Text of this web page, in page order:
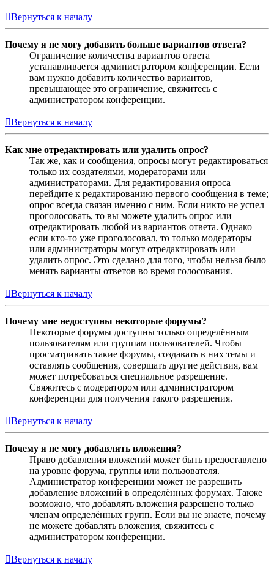
Вернуться к началу
Почему я не могу добавить больше вариантов ответа?
Ограничение количества вариантов ответа
устанавливается администратором конференции. Если
вам нужно добавить количество вариантов,
превышающее это ограничение, свяжитесь с
администратором конференции.
Вернуться к началу
Как мне отредактировать или удалить опрос?
Так же, как и сообщения, опросы могут редактироваться
только их создателями, модераторами или
администраторами. Для редактирования опроса
перейдите к редактированию первого сообщения в теме;
опрос всегда связан именно с ним. Если никто не успел
проголосовать, то вы можете удалить опрос или
отредактировать любой из вариантов ответа. Однако
если кто-то уже проголосовал, то только модераторы
или администраторы могут отредактировать или
удалить опрос. Это сделано для того, чтобы нельзя было
менять варианты ответов во время голосования.
Вернуться к началу
Почему мне недоступны некоторые форумы?
Некоторые форумы доступны только определённым
пользователям или группам пользователей. Чтобы
просматривать такие форумы, создавать в них темы и
оставлять сообщения, совершать другие действия, вам
может потребоваться специальное разрешение.
Свяжитесь с модератором или администратором
конференции для получения такого разрешения.
Вернуться к началу
Почему я не могу добавлять вложения?
Право добавления вложений может быть предоставлено
на уровне форума, группы или пользователя.
Администратор конференции может не разрешить
добавление вложений в определённых форумах. Также
возможно, что добавлять вложения разрешено только
членам определённых групп. Если вы не знаете, почему
не можете добавлять вложения, свяжитесь с
администратором конференции.
Вернуться к началу